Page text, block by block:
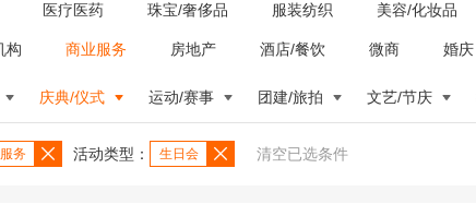
医疗医药 珠宝/奢侈品 服装纺织 美容/化妆品
构 商业服务 房地产 酒店/餐饮 微商 婚庆
庆典/仪式 运动/赛事 团建/旅拍 文艺/节庆
务 活动类型： 生日会 清空已选条件